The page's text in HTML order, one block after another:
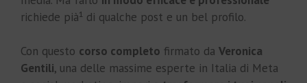
richiede pià¹ di qualche post e un bel profilo.
Con questo corso completo firmato da Veronica
Gentili, una delle massime esperte in Italia di Meta